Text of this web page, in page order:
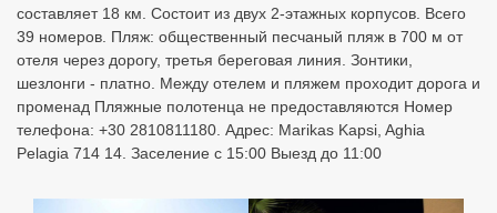
составляет 18 км. Состоит из двух 2-этажных корпусов. Всего
39 номеров. Пляж: общественный песчаный пляж в 700 м от
отеля через дорогу, третья береговая линия. Зонтики,
шезлонги - платно. Между отелем и пляжем проходит дорога и
променад Пляжные полотенца не предоставляются Номер
телефона: +30 2810811180. Адрес: Marikas Kapsi, Aghia
Pelagia 714 14. Заселение с 15:00 Выезд до 11:00